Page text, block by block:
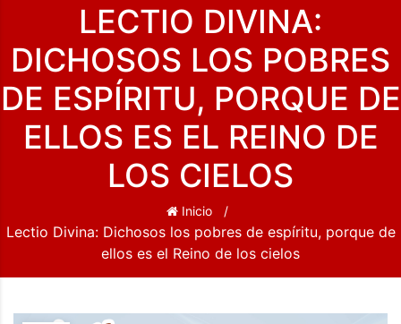
LECTIO DIVINA:
DICHOSOS LOS POBRES
DE ESPÍRITU, PORQUE DE
ELLOS ES EL REINO DE
LOS CIELOS
Inicio
Lectio Divina: Dichosos los pobres de espíritu, porque de
ellos es el Reino de los cielos